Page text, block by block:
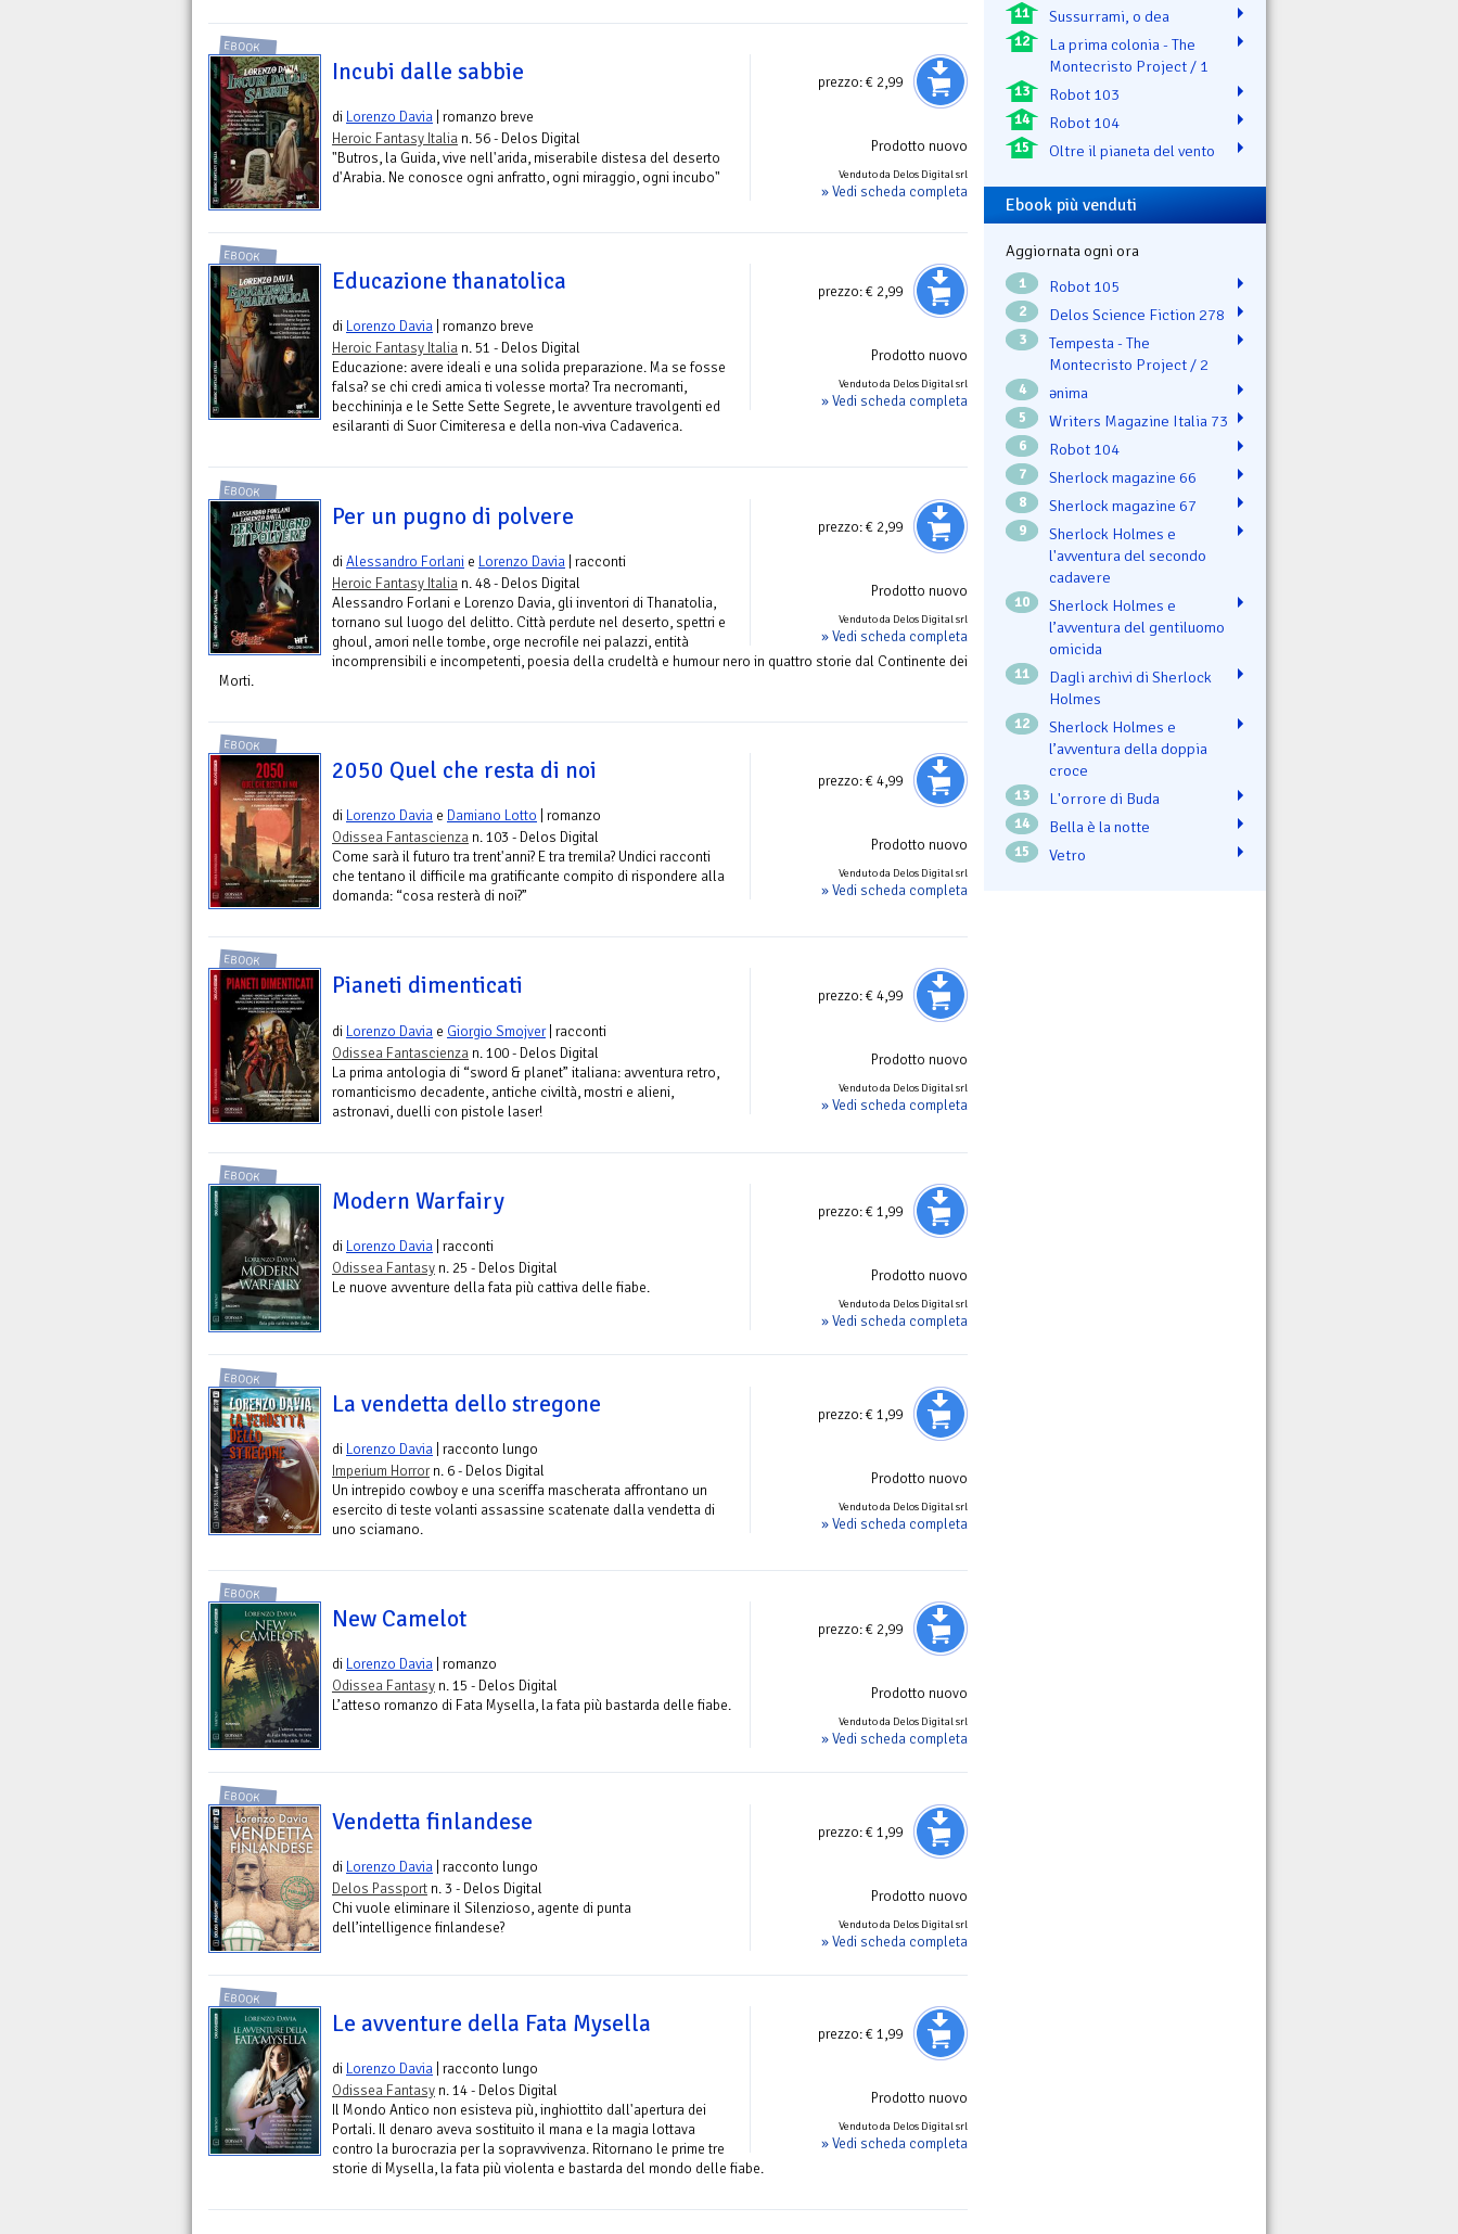
prezzo:€ 2,99
Prodotto nuovo
Venduto da Delos Digital srl
» Vedi scheda completa
EBOOK
Incubi dalle sabbie
di Lorenzo Davia | romanzo breve
Heroic Fantasy Italia n. 56 - Delos Digital
"Butros, la Guida, vive nell'arida, miserabile distesa del deserto
d'Arabia. Ne conosce ogni anfratto, ogni miraggio, ogni incubo"
prezzo:€ 2,99
Prodotto nuovo
Venduto da Delos Digital srl
» Vedi scheda completa
EBOOK
Educazione thanatolica
di Lorenzo Davia | romanzo breve
Heroic Fantasy Italia n. 51 - Delos Digital
Educazione: avere ideali e una solida preparazione. Ma se fosse
falsa? se chi credi amica ti volesse morta? Tra necromanti,
becchininja e le Sette Sette Segrete, le avventure travolgenti ed
esilaranti di Suor Cimiteresa e della non-viva Cadaverica.
prezzo:€ 2,99
Prodotto nuovo
Venduto da Delos Digital srl
» Vedi scheda completa
EBOOK
Per un pugno di polvere
diAlessandro Forlani e Lorenzo Davia | racconti
Heroic Fantasy Italia n. 48 - Delos Digital
Alessandro Forlani e Lorenzo Davia, gli inventori di Thanatolia,
tornano sul luogo del delitto. Città perdute nel deserto, spettri e
ghoul, amori nelle tombe, orge necrofile nei palazzi, entità
incomprensibili e incompetenti, poesia della crudeltà e humour nero in quattro storie dal Continente dei
Morti.
prezzo:€ 4,99
Prodotto nuovo
Venduto da Delos Digital srl
» Vedi scheda completa
EBOOK
2050 Quel che resta di noi
di Lorenzo Davia e Damiano Lotto | romanzo
Odissea Fantascienza n. 103 - Delos Digital
Come sarà il futuro tra trent'anni? E tra tremila? Undici racconti
che tentano il difficile ma gratificante compito di rispondere alla
domanda: “cosa resterà di noi?”
prezzo:€ 4,99
Prodotto nuovo
Venduto da Delos Digital srl
» Vedi scheda completa
EBOOK
Pianeti dimenticati
di Lorenzo Davia e Giorgio Smojver| racconti
Odissea Fantascienza n. 100 - Delos Digital
La prima antologia di “sword & planet” italiana: avventura retro,
romanticismo decadente, antiche civiltà, mostri e alieni,
astronavi, duelli con pistole laser!
prezzo:€ 1,99
Prodotto nuovo
Venduto da Delos Digital srl
» Vedi scheda completa
EBOOK
Modern Warfairy
di Lorenzo Davia | racconti
Odissea Fantasy n. 25 - Delos Digital
Le nuove avventure della fata più cattiva delle fiabe.
prezzo:€ 1,99
Prodotto nuovo
Venduto da Delos Digital srl
» Vedi scheda completa
EBOOK
La vendetta dello stregone
di Lorenzo Davia | racconto lungo
Imperium Horrorn. 6 - Delos Digital
Un intrepido cowboy e una sceriffa mascherata affrontano un
esercito di teste volanti assassine scatenate dalla vendetta di
uno sciamano.
prezzo:€ 2,99
Prodotto nuovo
Venduto da Delos Digital srl
» Vedi scheda completa
EBOOK
New Camelot
di Lorenzo Davia | romanzo
Odissea Fantasy n. 15 - Delos Digital
L’atteso romanzo di Fata Mysella, la fata più bastarda delle fiabe.
prezzo:€ 1,99
Prodotto nuovo
Venduto da Delos Digital srl
» Vedi scheda completa
EBOOK
Vendetta finlandese
di Lorenzo Davia | racconto lungo
Delos Passport n. 3 - Delos Digital
Chi vuole eliminare il Silenzioso, agente di punta
dell’intelligence finlandese?
prezzo:€ 1,99
Prodotto nuovo
Venduto da Delos Digital srl
» Vedi scheda completa
EBOOK
Le avventure della Fata Mysella
di Lorenzo Davia | racconto lungo
Odissea Fantasy n. 14 - Delos Digital
Il Mondo Antico non esisteva più, inghiottito dall'apertura dei
Portali. Il denaro aveva sostituito il mana e la magia lottava
contro la burocrazia per la sopravvivenza. Ritornano le prime tre
storie di Mysella, la fata più violenta e bastarda del mondo delle fiabe.
11 Sussurrami, o dea
12
La prima colonia - The
Montecristo Project / 1
13 Robot 103
14 Robot 104
15 Oltre il pianeta del vento
Ebook più venduti
Aggiornata ogni ora
1 Robot 105
2 Delos Science Fiction 278
3
Tempesta - The
Montecristo Project / 2
4 ənima
5 Writers Magazine Italia 73
6 Robot 104
7 Sherlock magazine 66
8 Sherlock magazine 67
9
Sherlock Holmes e
l'avventura del secondo
cadavere
10
Sherlock Holmes e
l’avventura del gentiluomo
omicida
11
Dagli archivi di Sherlock
Holmes
12
Sherlock Holmes e
l’avventura della doppia
croce
13 L'orrore di Buda
14 Bella è la notte
15 Vetro